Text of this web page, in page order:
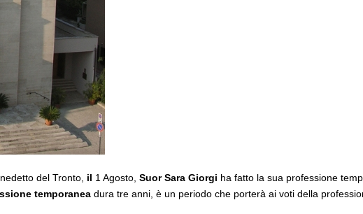
del Tronto, il 1 Agosto, Suor Sara Giorgi ha fatto la sua professione
temporaneadura tre anni, è un periodo che porterà ai voti della